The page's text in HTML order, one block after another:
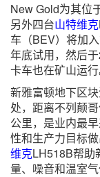
New Gold为其位
另外四台山特维克
车（BEV）将加
年底试用，然后
卡车也在矿山运行
新雅富顿地下区
处，距离不列颠
公里，是业内最
性和生产力目标
维克LH518B帮助
量、噪音和温室气